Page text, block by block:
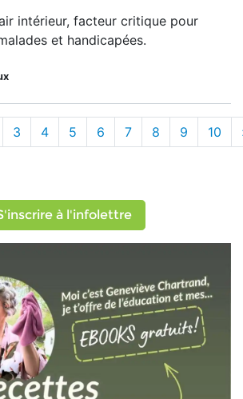
intérieur, facteur critique pour
et handicapées.
3 4 5 6 7 8 9 10
à l'infolettre